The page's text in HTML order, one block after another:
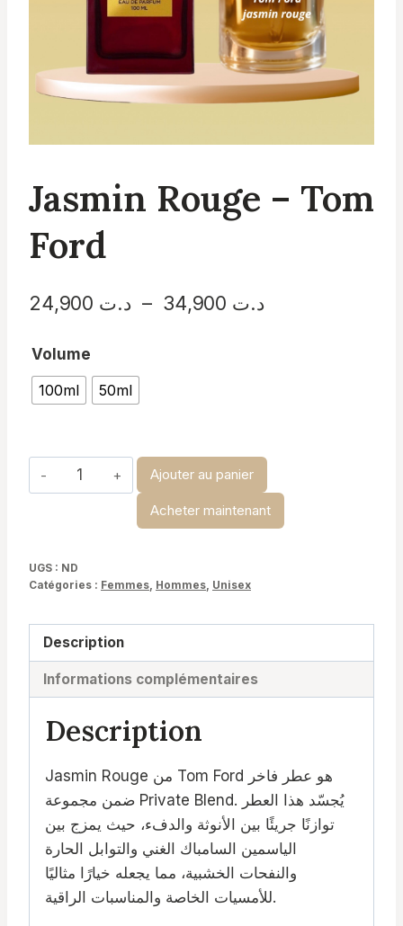
Jasmin Rouge – Tom
Ford
د.ت – د.تPlage
Volume
100ml
50ml
quantité
de
-
Tom
Ajouter au panier
Acheter maintenant
UGS : ND
Catégories : Femmes, Hommes, Unisex
Description
Informations complémentaires
Description
Jasmin Rouge من Tom Ford هو عطر فاخر
ضمن مجموعة Private Blend. يُجسّد هذا العطر
توازنًا جريئًا بين الأنوثة والدفء، حيث يمزج بين
الياسمين السامباك الغني والتوابل الحارة
والنفحات الخشبية، مما يجعله خيارًا مثاليًا
للأمسيات الخاصة والمناسبات الراقية.